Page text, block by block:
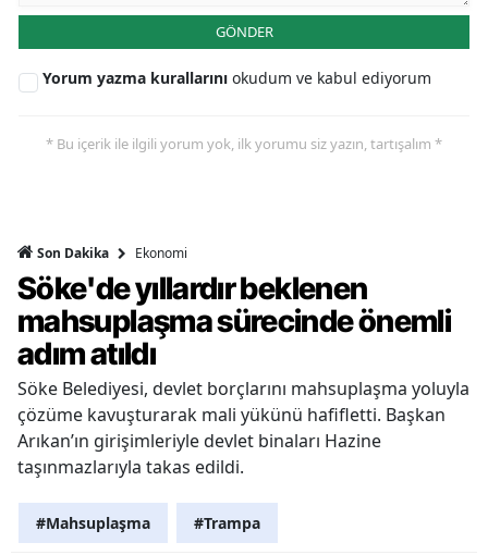
GÖNDER
Yorum yazma kurallarını okudum ve kabul ediyorum
* Bu içerik ile ilgili yorum yok, ilk yorumu siz yazın, tartışalım *
Son Dakika Ekonomi
Söke'de yıllardır beklenen
mahsuplaşma sürecinde önemli
adım atıldı
Söke Belediyesi, devlet borçlarını mahsuplaşma yoluyla
çözüme kavuşturarak mali yükünü hafifletti. Başkan
Arıkan’ın girişimleriyle devlet binaları Hazine
taşınmazlarıyla takas edildi.
#Mahsuplaşma #Trampa